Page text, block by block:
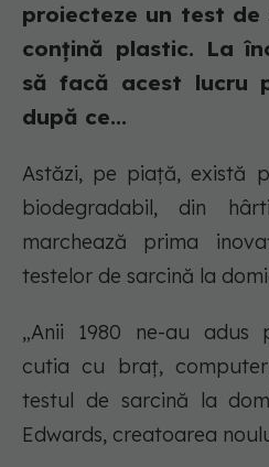
proiecteze un test de
conțină plastic. La
să facă acest lucru
după ce...
Astăzi, pe piață, există
biodegradabil, din
marchează prima
testelor de sarcină la
„Anii 1980 ne-au adus
cutia cu braț,
testul de sarcină la
Edwards, creatoarea